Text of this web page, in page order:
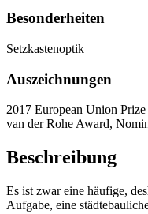
Besonderheiten
Setzkastenoptik
Auszeichnungen
2017 European Union
van der Rohe Award,
Beschreibung
Es ist zwar eine häufige,
Aufgabe, eine